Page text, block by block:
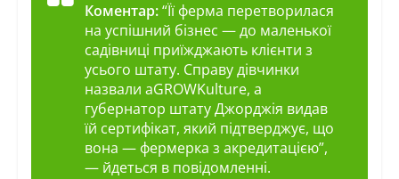
Коментар:“Її ферма перетворилася
на успішний бізнес — до маленької
садівниці приїжджають клієнти з
усього штату. Справу дівчинки
назвали aGROWKulture, а
губернатор штату Джорджія видав
їй сертифікат, який підтверджує, що
вона — фермерка з акредитацією”,
— йдеться в повідомленні.